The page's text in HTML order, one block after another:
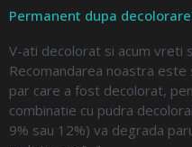
Permanent dupa
V-ati decolorat si acum vreti
Recomandarea noastra
par care a fost decolorat,
combinatie cu pudra
9% sau 12%) va degrada